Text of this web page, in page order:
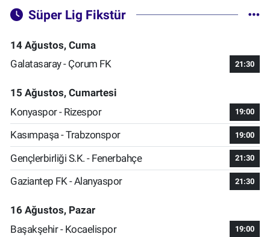
Süper Lig Fikstür
14 Ağustos, Cuma
Galatasaray - Çorum FK
21:30
15 Ağustos, Cumartesi
Konyaspor - Rizespor
19:00
Kasımpaşa - Trabzonspor 19:00
Gençlerbirliği S.K. - Fenerbahçe 21:30
Gaziantep FK - Alanyaspor 21:30
16 Ağustos, Pazar
Başakşehir - Kocaelispor
19:00